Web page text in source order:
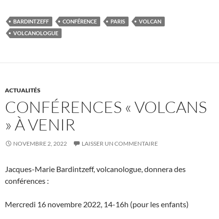
BARDINTZEFF CONFÉRENCE PARIS
VOLCAN
VOLCANOLOGUE
ACTUALITÉS
CONFÉRENCES « VOLCANS
» À VENIR
NOVEMBRE 2, 2022 LAISSER UN COMMENTAIRE
Jacques-Marie Bardintzeff, volcanologue, donnera des
conférences :
Mercredi 16 novembre 2022, 14-16h (pour les enfants)